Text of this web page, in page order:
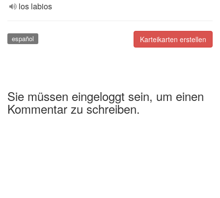
los labios
Karteikarten erstellen
español
Sie müssen eingeloggt sein, um einen
Kommentar zu schreiben.